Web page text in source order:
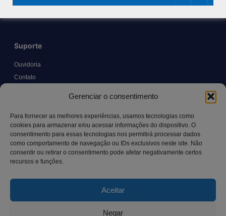
Gerenciar o consentimento
Para fornecer as melhores experiências, usamos tecnologias como
cookies para armazenar e/ou acessar informações do dispositivo. O
consentimento para essas tecnologias nos permitirá processar dados
como comportamento de navegação ou IDs exclusivos neste site. Não
consentir ou retirar o consentimento pode afetar negativamente certos
recursos e funções.
Aceitar
Negar
Suporte
Ouvidoria
Contato
Canal LGPD e Segurança da Informação
Contato